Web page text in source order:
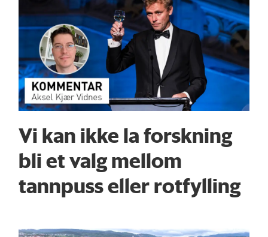
Vi kan ikke la forskning
bli et valg mellom
tannpuss eller rotfylling